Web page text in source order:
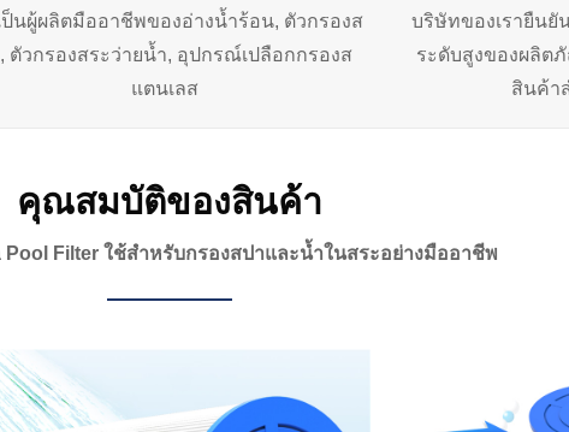
ป็นผู้ผลิตมืออาชีพของอ่างน้ำร้อน, ตัวกรองส
ตัวกรองสระว่ายน้ำ, อุปกรณ์เปลือกกรองส
แตนเลส
บริษัทของเรายืนยั
ระดับสูงของผลิ
สินค้า
คุณสมบัติของสินค้า
Pool Filter ใช้สำหรับกรองสปาและน้ำในสระอย่างมืออาชีพ